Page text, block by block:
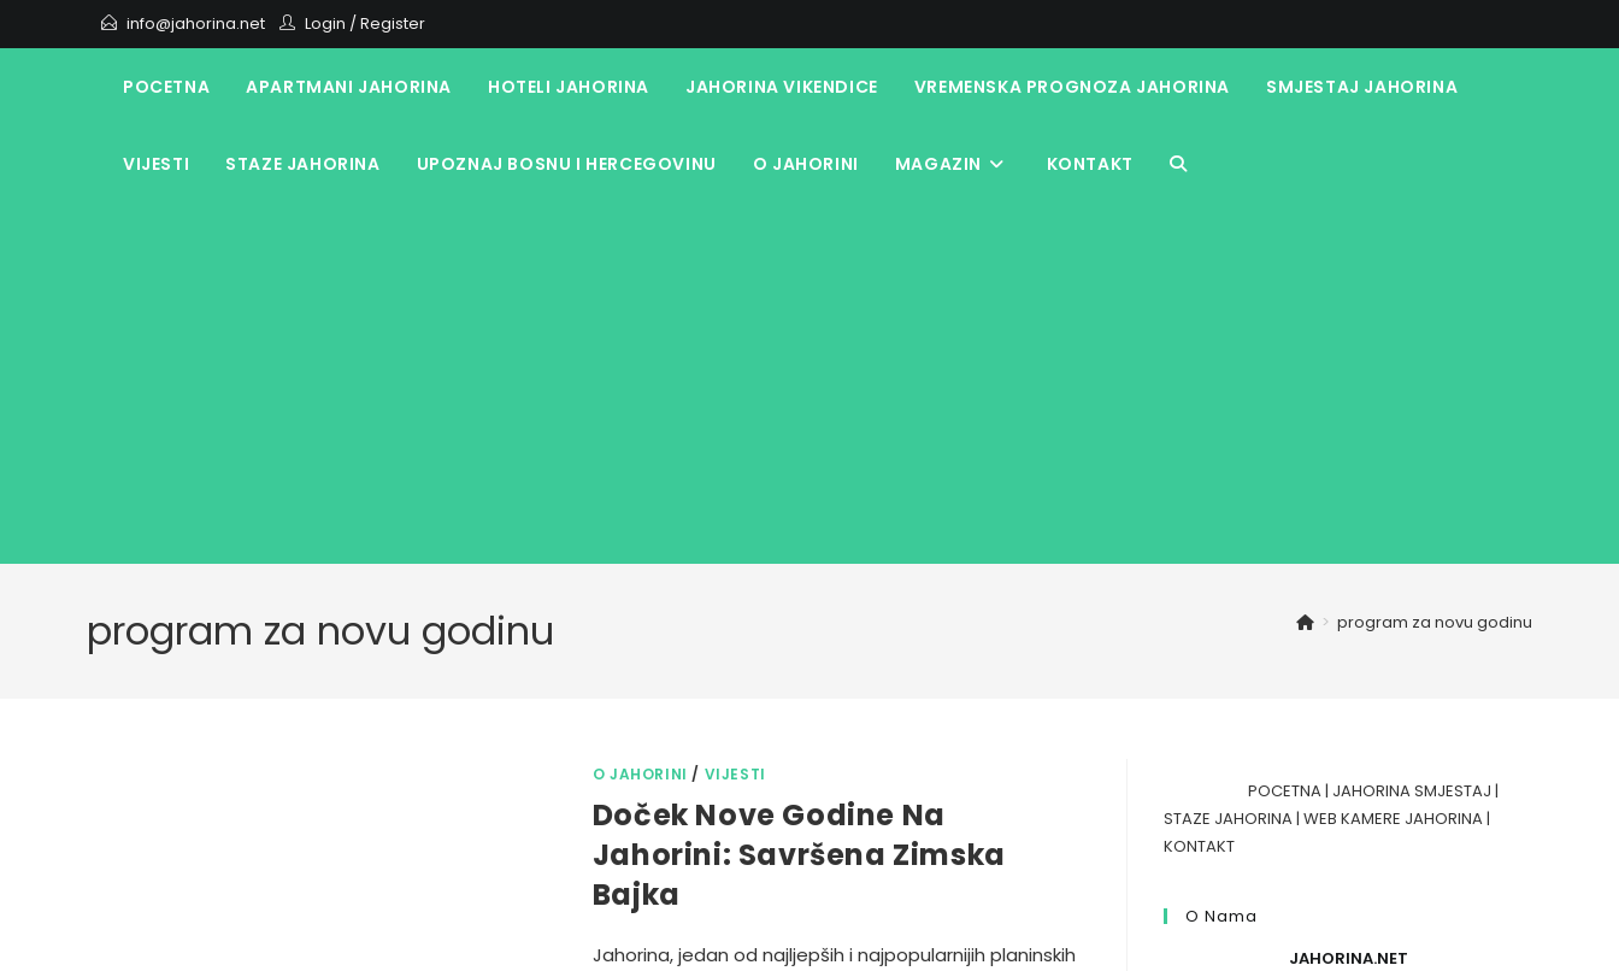
to
info@jahorina.net Login /Register
POCETNA APARTMANI JAHORINA HOTELI JAHORINA JAHORINA VIKENDICE VREMENSKA PROGNOZA JAHORINA SMJESTAJ JAHORINA
VIJESTI STAZE JAHORINA UPOZNAJ BOSNU I HERCEGOVINU O JAHORINI MAGAZIN KONTAKT TOGGLE
program za novu godinu > program za novu godinu
O JAHORINI / VIJESTI
Doček Nove Godine Na
Jahorini: Savršena Zimska
Bajka
Jahorina, jedan od najljepših i najpopularnijih planinskih
POCETNA| JAHORINA SMJESTAJ |
STAZE JAHORINA| WEB KAMERE JAHORINA|
KONTAKT
O Nama
JAHORINA.NET